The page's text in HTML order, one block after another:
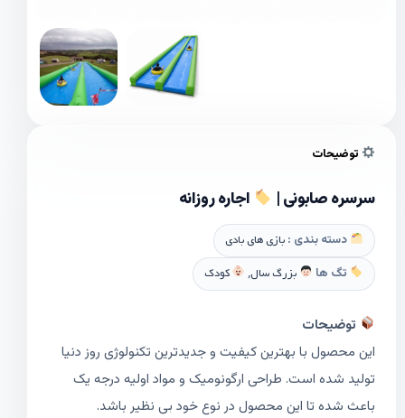
توضیحات
سرسره صابونی | اجاره روزانه
دسته بندی : بازی های بادی
تگ ها
بزرگ سال, کودک
توضیحات
این محصول با بهترین کیفیت و جدیدترین تکنولوژی روز دنیا
تولید شده است. طراحی ارگونومیک و مواد اولیه درجه یک
باعث شده تا این محصول در نوع خود بی نظیر باشد.